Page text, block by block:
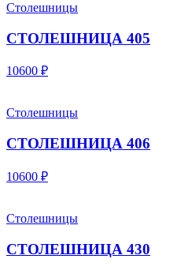
Столешницы
СТОЛЕШНИЦА 405
10600 ₽
Столешницы
СТОЛЕШНИЦА 406
10600 ₽
Столешницы
СТОЛЕШНИЦА 430